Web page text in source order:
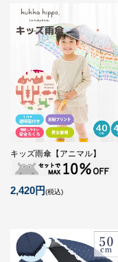
キッズ雨傘【アニマル】
2,420円(税込)